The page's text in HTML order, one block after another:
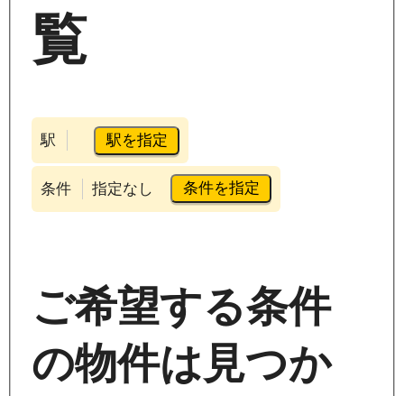
覧
駅 駅を指定
条件 指定なし 条件を指定
ご希望する条件
の物件は見つか